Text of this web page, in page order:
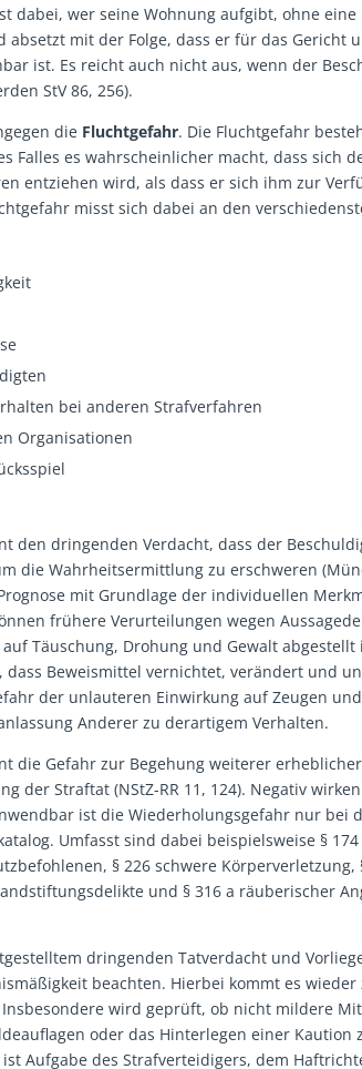
dabei, wer seine Wohnung aufgibt, ohne eine
absetzt mit der Folge, dass er für das Gericht
ist. Es reicht auch nicht aus, wenn der
StV 86, 256).
die Fluchtgefahr. Die Fluchtgefahr
Falles es wahrscheinlicher macht, dass sich
entziehen wird, als dass er sich ihm zur
misst sich dabei an den
bei anderen Strafverfahren
Organisationen
den dringenden Verdacht, dass der
die Wahrheitsermittlung zu erschweren
mit Grundlage der individuellen
frühere Verurteilungen wegen
Täuschung, Drohung und Gewalt abgestellt
dass Beweismittel vernichtet, verändert und
der unlauteren Einwirkung auf Zeugen und
Anderer zu derartigem Verhalten.
die Gefahr zur Begehung weiterer
der Straftat (NStZ-RR 11, 124). Negativ
ist die Wiederholungsgefahr nur bei
Umfasst sind dabei beispielsweise § 174
§ 226 schwere Körperverletzung,
und § 316 a räuberischer
dringenden Tatverdacht und
beachten. Hierbei kommt es wieder
Insbesondere wird geprüft, ob nicht mildere
oder das Hinterlegen einer Kaution
Aufgabe des Strafverteidigers, dem